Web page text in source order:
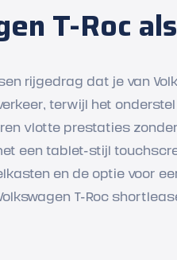
T-Roc
rijgedrag dat je van
terwijl het
vlotte prestaties
een tablet-stijl
en de optie voor
T-Roc